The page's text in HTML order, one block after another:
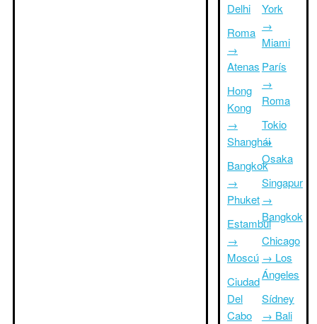
Delhi
Roma
→
Atenas
Hong
Kong
→
Shanghái
Bangkok
→
Phuket
Estambul
→
Moscú
Ciudad
Del
Cabo
York
→
Miami
París
→
Roma
Tokio
→
Osaka
Singapur
→
Bangkok
Chicago
→ Los
Ángeles
Sídney
→ Bali